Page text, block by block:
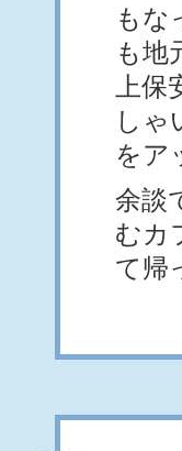
もな
も地
上
しゃ
をア
余談
むカ
て帰